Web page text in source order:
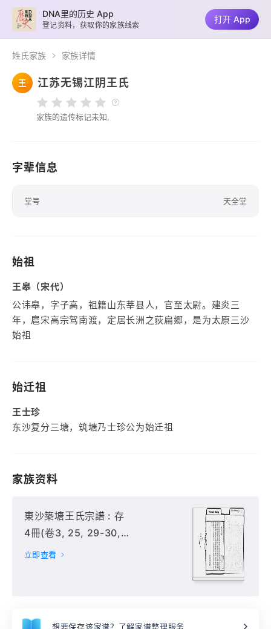
姓氏家族 家族详情
王 江苏无锡江阴王氏
家族的遗传标记未知,
字辈信息
堂号 天全堂
始祖
王皋（宋代）
公讳皋，字子高，祖籍山东莘县人，官至太尉。建炎三
年，扈宋高宗驾南渡，定居长洲之荻扁郷，是为太原三沙
始祖
始迁祖
王士珍
东沙复分三塘，筑塘乃士珍公为始迁祖
家族资料
東沙築塘王氏宗譜 : 存
4冊(卷3, 25, 29-30,
卷末),
立即查看
想要保存该家谱？了解家谱整理服务
DNA里的历史 App
登记资料，获取你的家族线索
打开 App